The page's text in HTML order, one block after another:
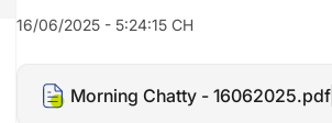
16/06/2025 - 5:24:15 CH
Morning Chatty - 16062025.pdf